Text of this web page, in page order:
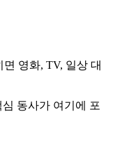
영화, TV, 일상 대
동사가 여기에 포